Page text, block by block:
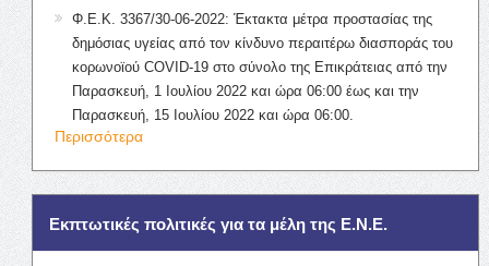
Φ.Ε.Κ. 3367/30-06-2022: Έκτακτα μέτρα προστασίας της
δημόσιας υγείας από τον κίνδυνο περαιτέρω διασποράς του
κορωνοϊού COVID-19 στο σύνολο της Επικράτειας από την
Παρασκευή, 1 Ιουλίου 2022 και ώρα 06:00 έως και την
Παρασκευή, 15 Ιουλίου 2022 και ώρα 06:00.
Περισσότερα
Εκπτωτικές πολιτικές για τα μέλη της Ε.Ν.Ε.